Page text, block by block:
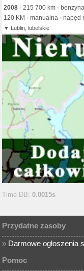
2008 215 700 km benzyna
120 KM
manualna napęd
Lublin, lubelskie
Time DB:0.0015s
Przydatne zasoby
» Darmowe ogłoszenia
Pomoc